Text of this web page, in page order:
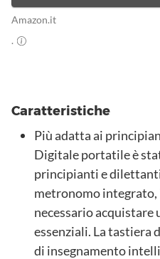
Amazon.it
.
Caratteristiche
Più adatta ai
Digitale portatile è
principianti e
metronomo integrato,
necessario
essenziali. La tastiera
di insegnamento